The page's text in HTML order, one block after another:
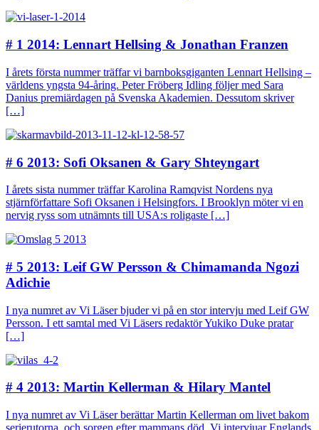
# 1 2014: Lennart Hellsing & Jonathan Franzen
I årets första nummer träffar vi barnboksgiganten Lennart Hellsing –
världens yngsta 94-åring. Peter Fröberg Idling följer med Sara
Danius premiärdagen på Svenska Akademien. Dessutom skriver
[…]
# 6 2013: Sofi Oksanen & Gary Shteyngart
I årets sista nummer träffar Karolina Ramqvist Nordens nya
stjärnförfattare Sofi Oksanen i Helsingfors. I Brooklyn möter vi en
nervig ryss som utnämnts till USA:s roligaste […]
# 5 2013: Leif GW Persson & Chimamanda Ngozi
Adichie
I nya numret av Vi Läser bjuder vi på en stor intervju med Leif GW
Persson. I ett samtal med Vi Läsers redaktör Yukiko Duke pratar
[…]
# 4 2013: Martin Kellerman & Hilary Mantel
I nya numret av Vi Läser berättar Martin Kellerman om livet bakom